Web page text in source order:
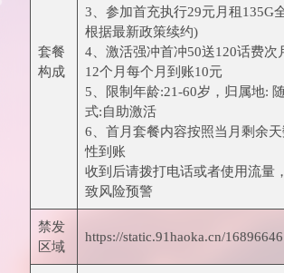
套餐
构成
3、参加首充执行29元月租135G
根据最新政策续约)
4、激活强冲首冲50送120话费次
12个月每个月到账10元
5、限制年龄:21-60岁，归属地:
式:自助激活
6、首月套餐内容按照当月剩余
性到账
收到后请拨打电话或者使用流量
致风险预警
禁发
区域
https://static.91haoka.cn/